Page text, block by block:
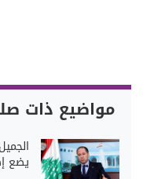
مواضيع ذات
يضع